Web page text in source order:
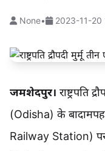
None• 2023-11-20
जमशेदपुर। राष्ट्रपति
(Odisha) के
Railway Station) पर